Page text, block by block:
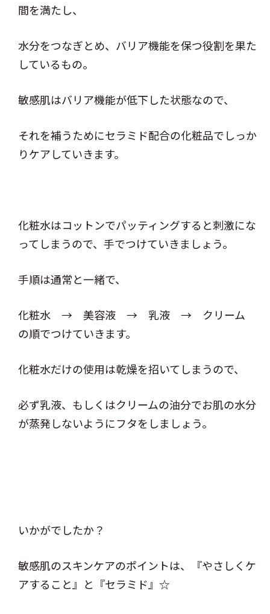
間を満たし、
水分をつなぎとめ、バリア機能を保つ役割を果た
しているもの。
敏感肌はバリア機能が低下した状態なので、
それを補うためにセラミド配合の化粧品でしっか
りケアしていきます。
化粧水はコットンでパッティングすると刺激にな
ってしまうので、手でつけていきましょう。
手順は通常と一緒で、
化粧水 → 美容液 → 乳液 → クリーム
の順でつけていきます。
化粧水だけの使用は乾燥を招いてしまうので、
必ず乳液、もしくはクリームの油分でお肌の水分
が蒸発しないようにフタをしましょう。
いかがでしたか？
敏感肌のスキンケアのポイントは、『やさしくケ
アすること』と『セラミド』☆